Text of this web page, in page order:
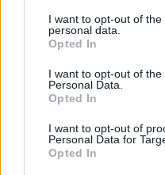
I want to opt-out of
personal data.
Opted In
I want to opt-out of the
Personal Data.
Opted In
I want to opt-out of
Personal Data for
Opted In
Așa-zisul pericol al
mercenarilor Wagner pentru
propaganda rusă, este o
prostie. Iată de ce!